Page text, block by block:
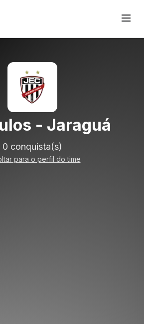
- Jaraguá
0 conquista(s)
para o perfil do time